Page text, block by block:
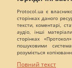
Protocol.ua є
сторінках даного
тексти, коментарі,
аудіо, інші
сторінках
пошуковими
розуміється
Повний текст